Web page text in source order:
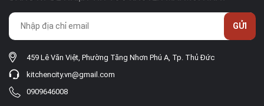
GỬI
459 Lê Văn Việt, Phường Tăng Nhơn Phú A, Tp. Thủ Đức
kitchencity.vn@gmail.com
0909646008